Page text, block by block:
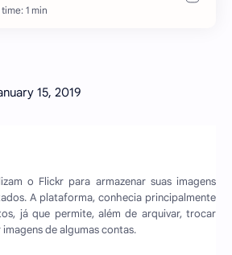
1 min
15, 2019
o Flickr para armazenar suas imagens
A plataforma, conhecia principalmente
já que permite, além de arquivar, trocar
de algumas contas.